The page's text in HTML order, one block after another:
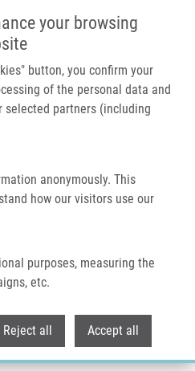
your browsing
button, you confirm your
of the personal data and
partners (including
anonymously. This
how our visitors use our
purposes, measuring the
etc.
Reject all Accept all
Profiles Reflect Progression
Adenocarcinoma
in microRNA
reflect